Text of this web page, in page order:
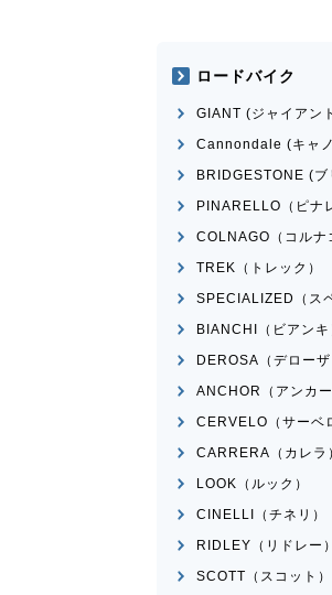
クロスバイク
LEFTY 2023年
買取価格
ロードバイク
GIANT (ジャイアン
Cannondale (キャ
BRIDGESTONE (ブ
PINARELLO（ピナ
COLNAGO（コルナ
TREK（トレック）
SPECIALIZED（ス
BIANCHI（ビアンキ
DEROSA（デローザ
ANCHOR（アンカー
CERVELO（サーベ
CARRERA（カレラ
LOOK（ルック）
CINELLI（チネリ）
RIDLEY（リドレー）
SCOTT（スコット）